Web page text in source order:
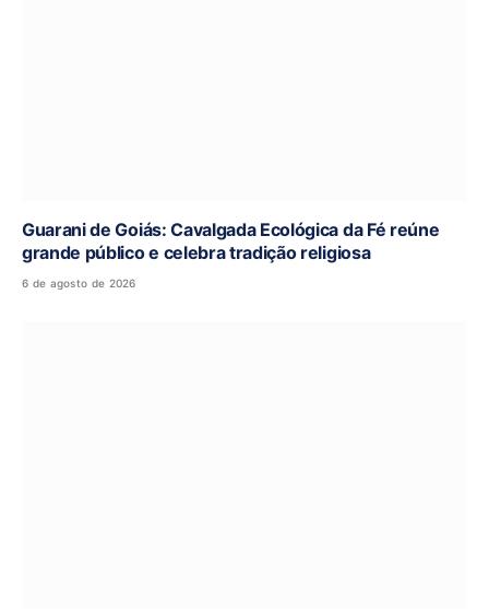
Guarani de Goiás: Cavalgada Ecológica da Fé reúne
grande público e celebra tradição religiosa
6 de agosto de 2026